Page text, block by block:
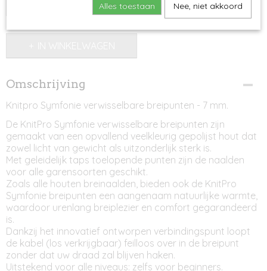
Omschrijving
Knitpro Symfonie verwisselbare breipunten - 7 mm.
De KnitPro Symfonie verwisselbare breipunten zijn
gemaakt van een opvallend veelkleurig gepolijst hout dat
zowel licht van gewicht als uitzonderlijk sterk is.
Met geleidelijk taps toelopende punten zijn de naalden
voor alle garensoorten geschikt.
Zoals alle houten breinaalden, bieden ook de KnitPro
Symfonie breipunten een aangenaam natuurlijke warmte,
waardoor urenlang breiplezier en comfort gegarandeerd
is.
Dankzij het innovatief ontworpen verbindingspunt loopt
de kabel (los verkrijgbaar) feilloos over in de breipunt
zonder dat uw draad zal blijven haken.
Uitstekend voor alle niveaus: zelfs voor beginners.
Alles toestaan Nee, niet akkoord